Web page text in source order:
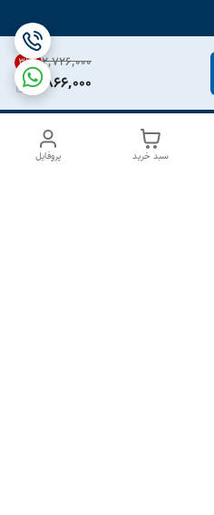
۲٬۷۲۶٬۰۰۰ 31%
1,866,000
پروفایل سبد خرید